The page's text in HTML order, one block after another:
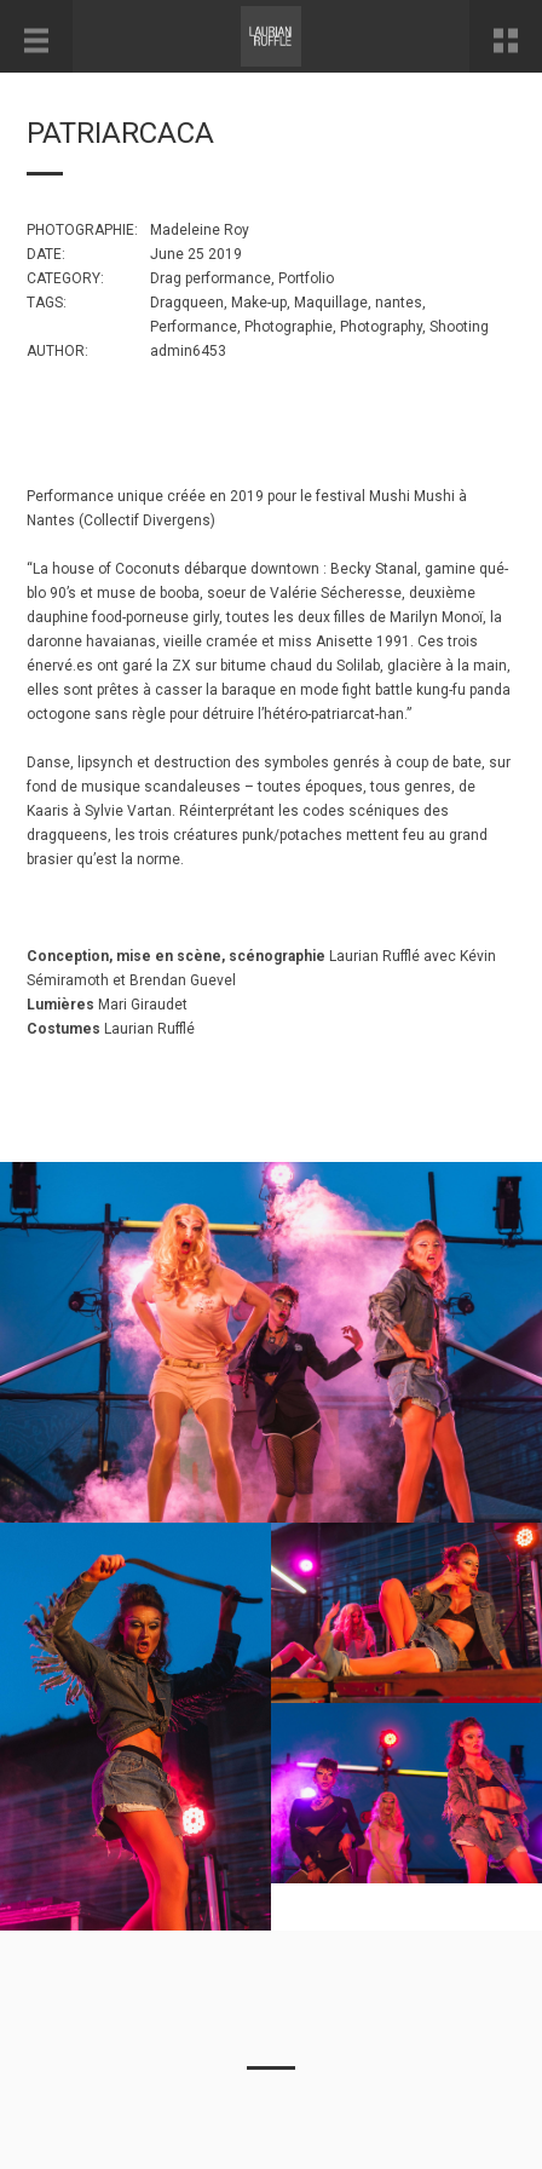
PATRIARCACA
PHOTOGRAPHIE:
Madeleine Roy
DATE:
June 25 2019
CATEGORY:
Drag performance, Portfolio
TAGS:
Dragqueen, Make-up, Maquillage, nantes,
Performance, Photographie, Photography, Shooting
AUTHOR:
admin6453
Performance unique créée en 2019 pour le festival Mushi Mushi à
Nantes (Collectif Divergens)
“ La house of Coconuts débarque downtown : Becky Stanal, gamine qué-
blo 90’s et muse de booba, soeur de Valérie Sécheresse, deuxième
dauphine food-porneuse girly, toutes les deux filles de Marilyn Monoï, la
daronne havaianas, vieille cramée et miss Anisette 1991. Ces trois
énervé.es ont garé la ZX sur bitume chaud du Solilab, glacière à la main,
elles sont prêtes à casser la baraque en mode fight battle kung-fu panda
octogone sans règle pour détruire l’hétéro-patriarcat-han.”
Danse, lipsynch et destruction des symboles genrés à coup de bate, sur
fond de musique scandaleuses – toutes époques, tous genres, de
Kaaris à Sylvie Vartan. Réinterprétant les codes scéniques des
dragqueens, les trois créatures punk/potaches mettent feu au grand
brasier qu’est la norme.
Conception, mise en scène, scénographie Laurian Rufflé avec Kévin
Sémiramoth et Brendan Guevel
Lumières Mari Giraudet
Costumes Laurian Rufflé